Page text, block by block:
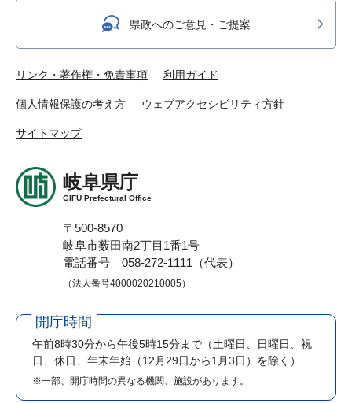
県政へのご意見・ご提案
リンク・著作権・免責事項 利用ガイド
個人情報保護の考え方 ウェブアクセシビリティ方針
サイトマップ
岐阜県庁
GIFU Prefectural Office
〒500-8570
岐阜市薮田南2丁目1番1号
電話番号 058-272-1111（代表）
（法人番号4000020210005）
開庁時間
午前8時30分から午後5時15分まで （土曜日、日曜日、祝
日、休日、年末年始（12月29日から1月3日）を除く）
※一部、開庁時間の異なる機関、施設があります。